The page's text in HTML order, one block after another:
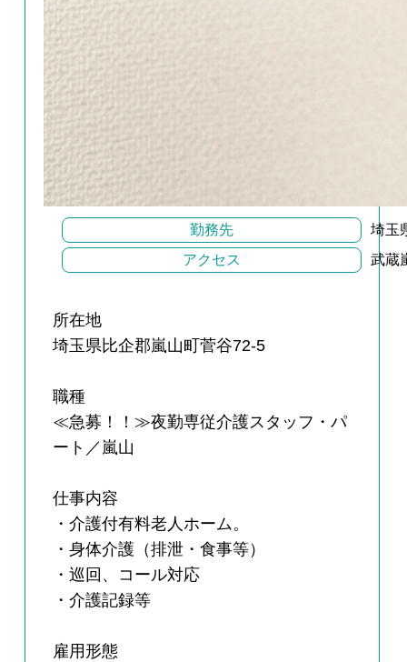
勤務先
埼玉
アクセス
武蔵
所在地
埼玉県比企郡嵐山町菅谷72-5
職種
≪急募！！≫夜勤専従介護スタッフ・パ
ート／嵐山
仕事内容
・介護付有料老人ホーム。
・身体介護（排泄・食事等）
・巡回、コール対応
・介護記録等
雇用形態